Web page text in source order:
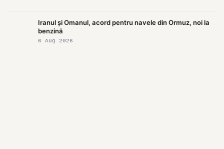
Iranul și Omanul, acord pentru navele din Ormuz, noi la
benzină
6 Aug 2026